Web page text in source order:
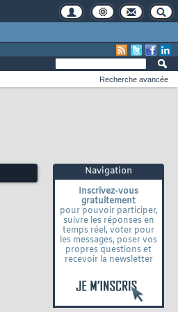
Navigation
Inscrivez-vous
gratuitement
pour pouvoir participer,
suivre les réponses en
temps réel, voter pour
les messages, poser vos
propres questions et
recevoir la newsletter
Recherche avancée